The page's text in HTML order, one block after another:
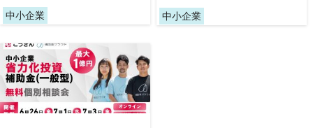
中小企業 中小企業